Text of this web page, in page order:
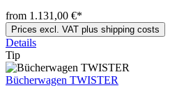
from 1.131,00 €*
Prices excl. VAT plus shipping costs
Details
Tip
Bücherwagen TWISTER